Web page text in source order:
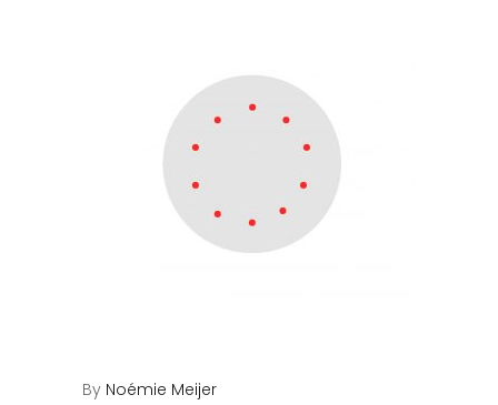
By Noémie Meijer